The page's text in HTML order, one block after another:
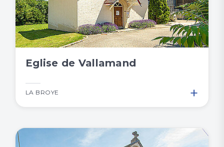
Eglise de Vallamand
LA BROYE +